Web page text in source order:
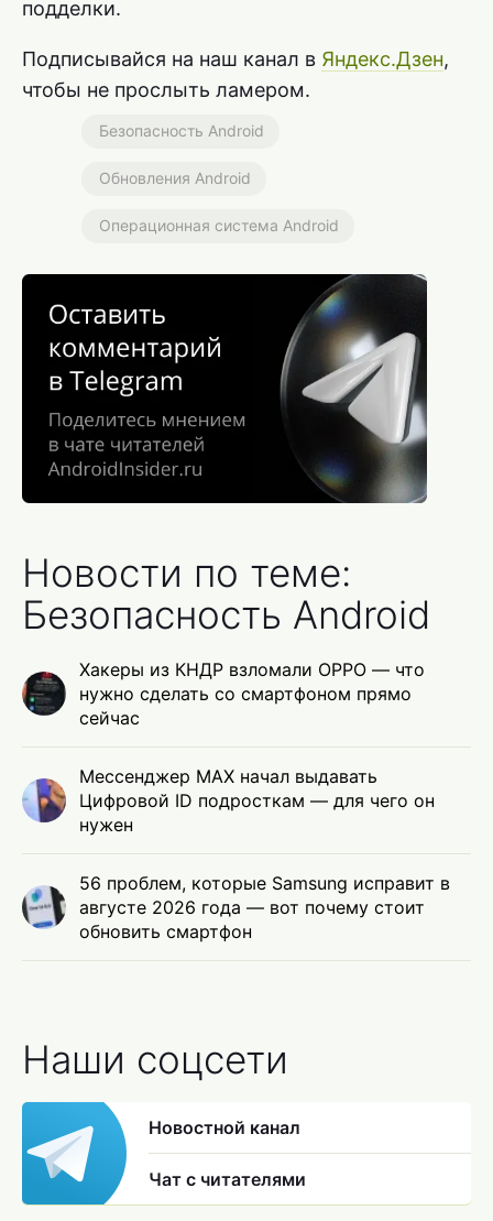
подделки.
Подписывайся на наш канал в Яндекс.Дзен,
чтобы не прослыть ламером.
Безопасность Android
Обновления Android
Операционная система Android
Новости по теме:
Безопасность Android
Хакеры из КНДР взломали OPPO — что
нужно сделать со смартфоном прямо
сейчас
Мессенджер MAX начал выдавать
Цифровой ID подросткам — для чего он
нужен
56 проблем, которые Samsung исправит в
августе 2026 года — вот почему стоит
обновить смартфон
Наши соцсети
Новостной канал
Чат с читателями